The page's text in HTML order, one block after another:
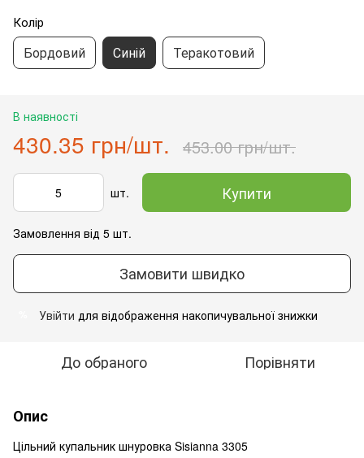
Колір
Бордовий Синій Теракотовий
В наявності
430.35 грн/шт. 453.00 грн/шт.
шт. Купити
Замовлення від 5 шт.
Замовити швидко
Увійти для відображення накопичувальної знижки
До обраного Порівняти
Опис
Цільний купальник шнуровка Sisianna 3305